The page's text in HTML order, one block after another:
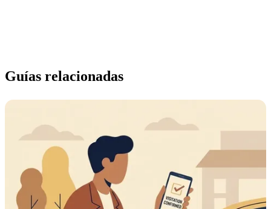
Guías relacionadas